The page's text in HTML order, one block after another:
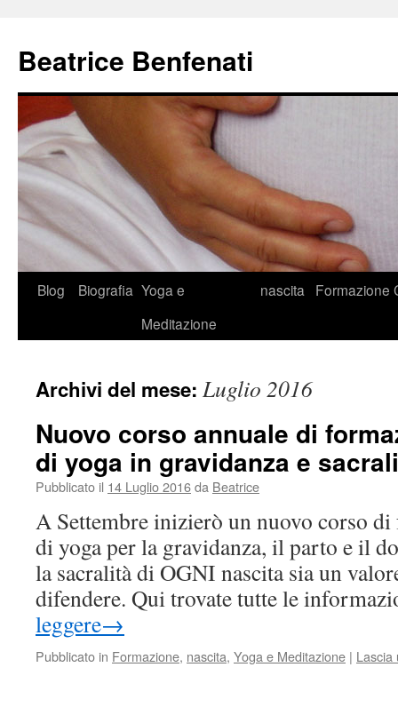
Beatrice Benfenati
VaiBlog Biografia Yoga e
Meditazione
nascita Formazione
Archivi del mese: Luglio 2016
Nuovo corso annuale di
di yoga in gravidanza e
Pubblicato il 14 Luglio 2016da Beatrice
A Settembre inizierò un nuovo corso
di yoga per la gravidanza, il parto e il
la sacralità di OGNI nascita sia un
difendere. Qui trovate tutte le
leggere→
Pubblicato in Formazione, nascita, Yoga e Meditazione | Lascia